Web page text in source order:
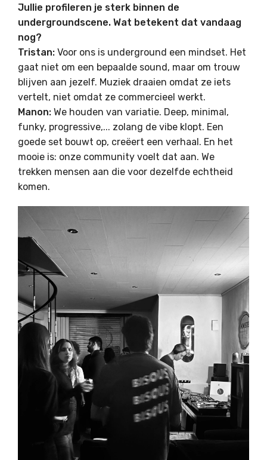
Jullie profileren je sterk binnen de
undergroundscene. Wat betekent dat vandaag
nog?
Tristan: Voor ons is underground een mindset. Het
gaat niet om een bepaalde sound, maar om trouw
blijven aan jezelf. Muziek draaien omdat ze iets
vertelt, niet omdat ze commercieel werkt.
Manon: We houden van variatie. Deep, minimal,
funky, progressive,... zolang de vibe klopt. Een
goede set bouwt op, creëert een verhaal. En het
mooie is: onze community voelt dat aan. We
trekken mensen aan die voor dezelfde echtheid
komen.